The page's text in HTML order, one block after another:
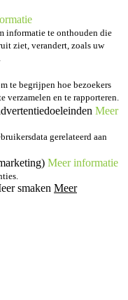
informatie te onthouden die
ziet, verandert, zoals uw
te begrijpen hoe bezoekers
verzamelen en te rapporteren.
Meer
gerelateerd aan
Meer informatie
smaken Meer